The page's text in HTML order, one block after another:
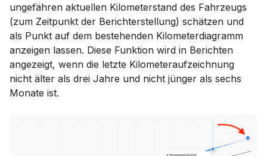
ungefähren aktuellen Kilometerstand des Fahrzeugs
(zum Zeitpunkt der Berichterstellung) schätzen und
als Punkt auf dem bestehenden Kilometerdiagramm
anzeigen lassen. Diese Funktion wird in Berichten
angezeigt, wenn die letzte Kilometeraufzeichnung
nicht älter als drei Jahre und nicht jünger als sechs
Monate ist.